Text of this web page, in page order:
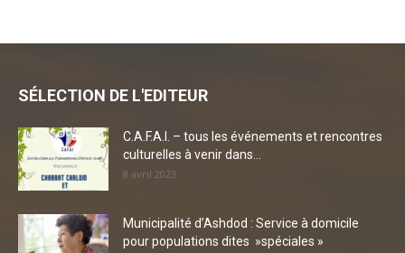
SÉLECTION DE L'EDITEUR
C.A.F.A.I. – tous les événements et rencontres
culturelles à venir dans...
8 avril 2023
Municipalité d’Ashdod : Service à domicile
pour populations dites »spéciales »